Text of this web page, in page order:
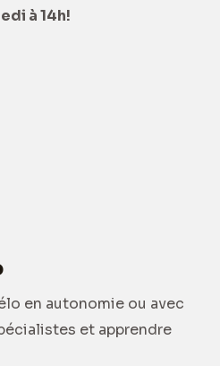
à 14h!
en autonomie ou avec
et apprendre